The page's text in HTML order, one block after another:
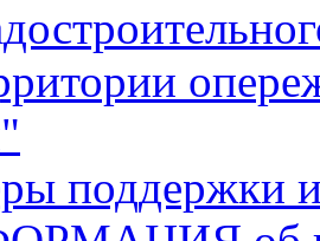
поддержки